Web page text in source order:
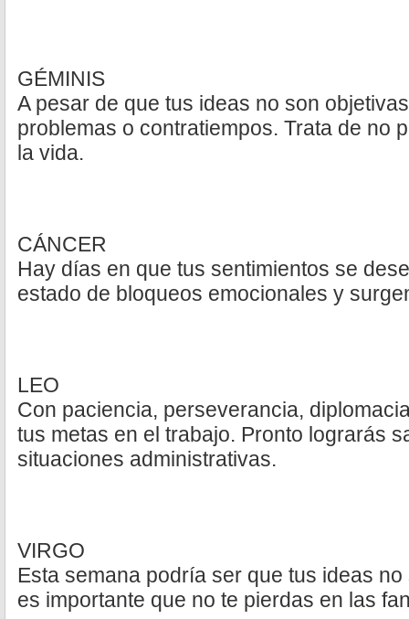
GÉMINIS
A pesar de que tus ideas no son
problemas o contratiempos. Trata de no
la vida.
CÁNCER
Hay días en que tus sentimientos se
estado de bloqueos emocionales y
LEO
Con paciencia, perseverancia,
tus metas en el trabajo. Pronto lograrás
situaciones administrativas.
VIRGO
Esta semana podría ser que tus ideas
es importante que no te pierdas en las